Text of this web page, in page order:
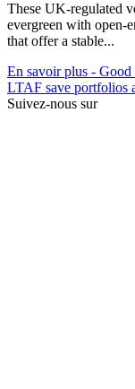
These UK-regulated
evergreen with open-
that offer a stable...
En savoir plus - Good
LTAF save portfolios
Suivez-nous sur